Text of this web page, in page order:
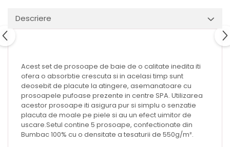
Descriere
Acest set de prosoape de baie de o calitate inedita iti
ofera o absorbtie crescuta si in acelasi timp sunt
deosebit de placute la atingere, asemanatoare cu
prosoapele pufoase prezente in centre SPA. Utilizarea
acestor prosoape iti asigura pur si simplu o senzatie
placuta de moale pe piele si au un efect uimitor de
uscare.Setul contine 5 prosoape, confectionate din
Bumbac 100% cu o densitate a tesaturii de 550g/m².